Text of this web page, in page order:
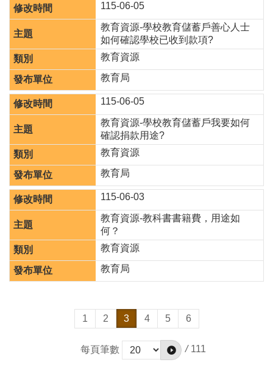
115-06-05
教育資源-學校教育儲蓄戶善心人士
如何確認學校已收到款項?
教育資源
教育局
115-06-05
教育資源-學校教育儲蓄戶我要如何
確認捐款用途?
教育資源
教育局
115-06-03
教育資源-教科書書籍費，用途如
何？
教育資源
教育局
1 2 3 4 5 6
每頁筆數 / 111